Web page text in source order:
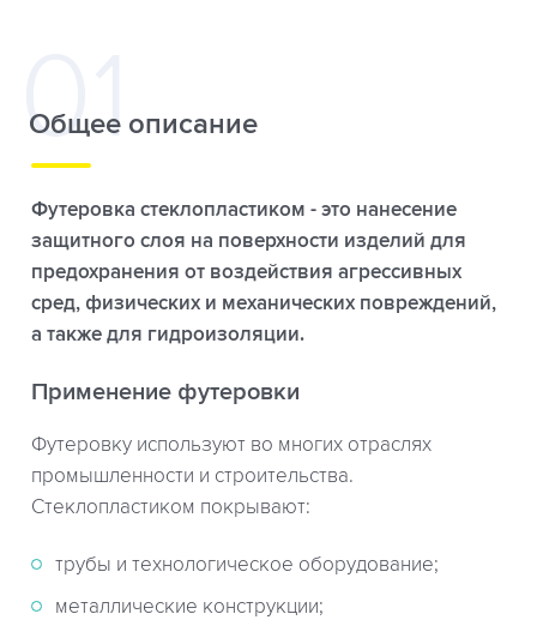
Общее описание
Футеровка стеклопластиком - это нанесение
защитного слоя на поверхности изделий для
предохранения от воздействия агрессивных
сред, физических и механических повреждений,
а также для гидроизоляции.
Применение футеровки
Футеровку используют во многих отраслях
промышленности и строительства.
Стеклопластиком покрывают:
трубы и технологическое оборудование;
металлические конструкции;